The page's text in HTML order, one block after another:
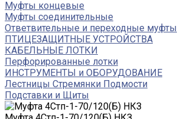
Муфты концевые
Муфты соединительные
Ответвительные и переходные муфты
ПТИЦЕЗАЩИТНЫЕ УСТРОЙСТВА
КАБЕЛЬНЫЕ ЛОТКИ
Перфорированные лотки
ИНСТРУМЕНТЫ и ОБОРУДОВАНИЕ
Лестницы Стремянки Подмости
Подставки и Щиты